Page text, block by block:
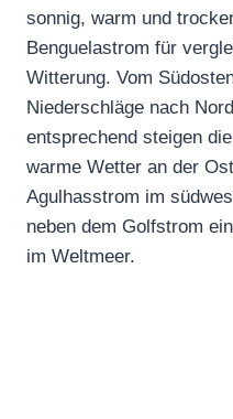
sonnig, warm und
Benguelastrom für
Witterung. Vom
Niederschläge nach
entsprechend steigen
warme Wetter an der
Agulhasstrom im
neben dem Golfstrom
im Weltmeer.